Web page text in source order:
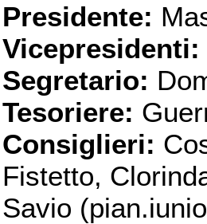
Presidente:
Vicepresidenti:
Segretario:
Tesoriere:
Consiglieri:
Fistetto,
Savio